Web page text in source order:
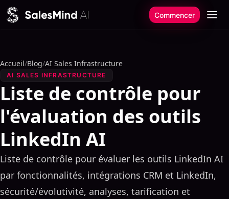
Aller au contenu
Commencer
Accueil/Blog/AI Sales Infrastructure
AI SALES INFRASTRUCTURE
Liste de contrôle pour
l'évaluation des outils
LinkedIn AI
Liste de contrôle pour évaluer les outils LinkedIn AI
par fonctionnalités, intégrations CRM et LinkedIn,
sécurité/évolutivité, analyses, tarification et